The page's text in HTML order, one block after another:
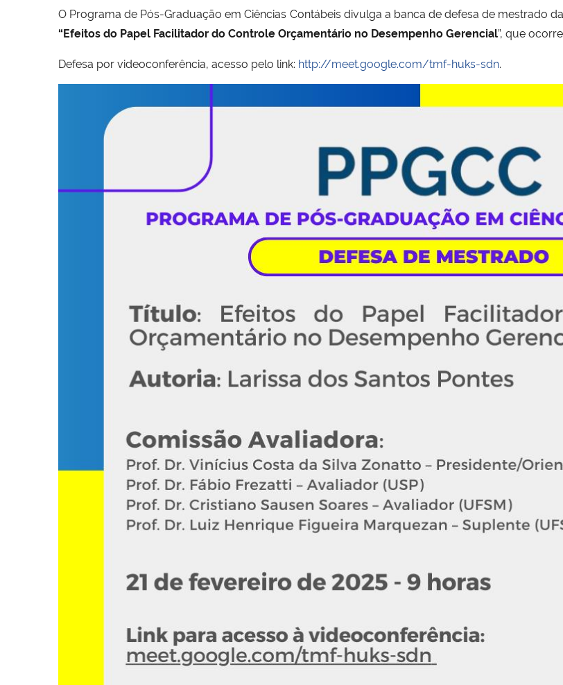
O Programa de Pós-Graduação em Ciências Contábeis divulga a banca de defesa de mestrado
“Efeitos do Papel Facilitador do Controle Orçamentário no Desempenho Gerencial”, que
Defesa por videoconferência, acesso pelo link: http://meet.google.com/tmf-huks-sdn.